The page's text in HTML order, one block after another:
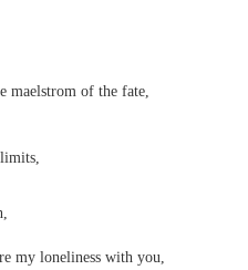
maelstrom of the fate,
my loneliness with you,